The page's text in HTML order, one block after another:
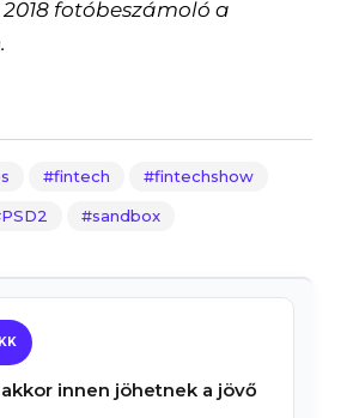
2018 fotóbeszámoló a
fintech fintechshow
PSD2 sandbox
innen jöhetnek a jövő